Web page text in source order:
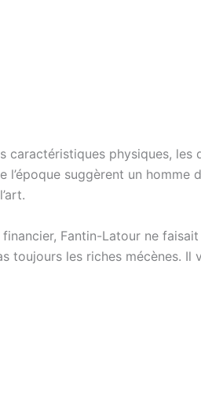
caractéristiques physiques,
l’époque suggèrent un homme
financier, Fantin-Latour ne
toujours les riches mécènes.